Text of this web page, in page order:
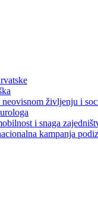
življenju i
i snaga
kampanja